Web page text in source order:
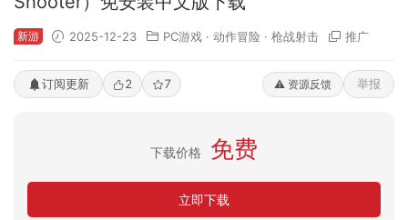
新游 2025-12-23 PC游戏 · 动作冒险 · 枪战射击 推广
订阅更新 2 7 ⚠️ 资源反馈 举报
下载价格 免费
立即下载